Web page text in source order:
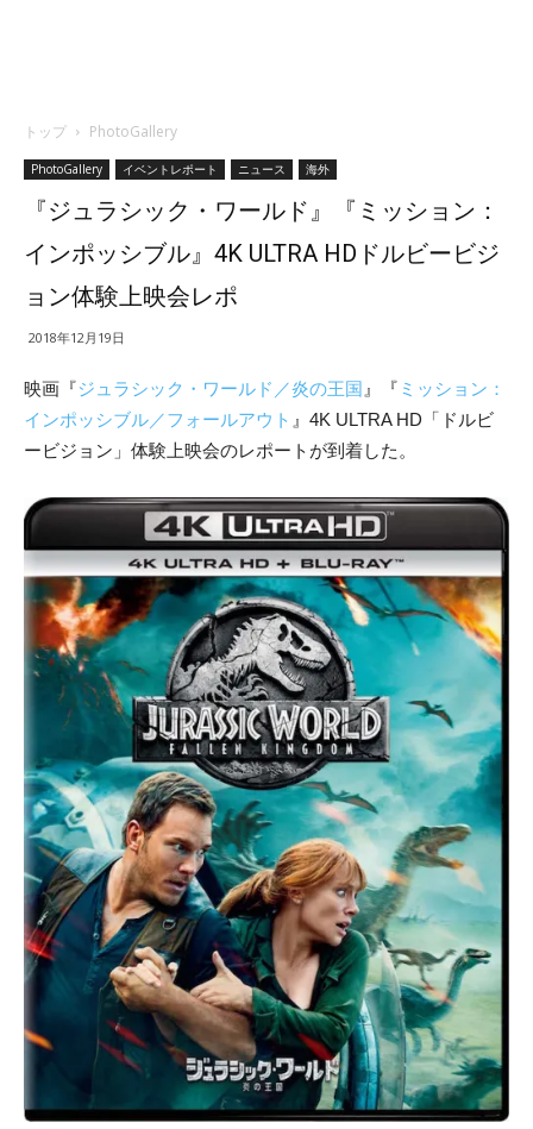
トップ PhotoGallery
PhotoGallery イベントレポート ニュース 海外
『ジュラシック・ワールド』『ミッション：
インポッシブル』4K ULTRA HDドルビービジ
ョン体験上映会レポ
2018年12月19日
映画『ジュラシック・ワールド／炎の王国 』『 ミッション：
インポッシブル／フォールアウト 』4K ULTRA HD「ドルビ
ービジョン」体験上映会のレポートが到着した。